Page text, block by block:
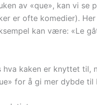
av «que», kan vi se
er ofte komedier).
kan være: «Le
kaken er knyttet til,
for å gi mer dybde til